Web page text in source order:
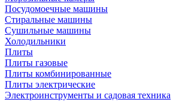
Посудомоечные машины
Стиральные машины
Сушильные машины
Холодильники
Плиты
Плиты газовые
Плиты комбинированные
Плиты электрические
Электроинструменты и садовая техника